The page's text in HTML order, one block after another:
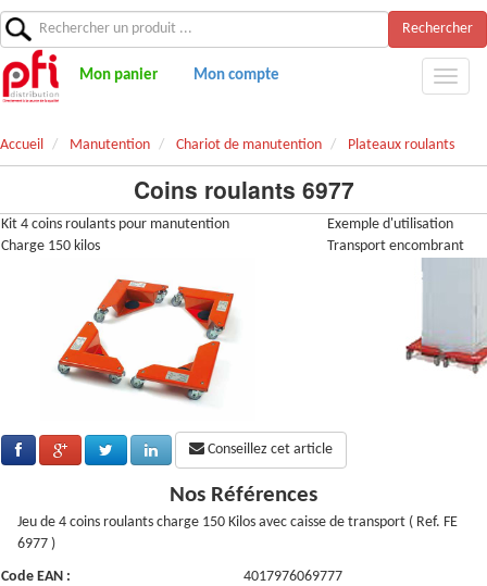
Rechercher
Mon panier Mon compte
Accueil Manutention Chariot de manutention Plateaux roulants
Coins roulants 6977
Kit 4 coins roulants pour manutention
Charge 150 kilos
Exemple d'utilisation
Transport encombrant
Conseillez cet article
Nos Références
Jeu de 4 coins roulants charge 150 Kilos avec caisse de transport ( Ref. FE
6977 )
Code EAN :
4017976069777